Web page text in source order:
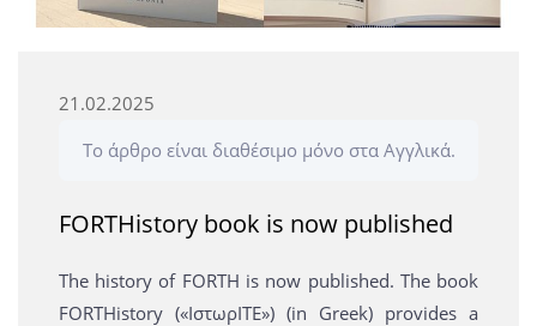
21.02.2025
Το άρθρο είναι διαθέσιμο μόνο στα Αγγλικά.
FORTHistory book is now published
The history of FORTH is now published. The book
FORTHistory («ΙστωρΙΤΕ») (in Greek) provides a